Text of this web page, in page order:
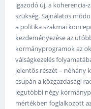
igazodó új, a
szükség. Sajnálatos
a politika szakmai
kezdeményezése az
kormányprogramok az
válságkezelés
jelentős részét – néhány
csupán a közgazdasági
legutóbbi négy
mértékben foglalkozott